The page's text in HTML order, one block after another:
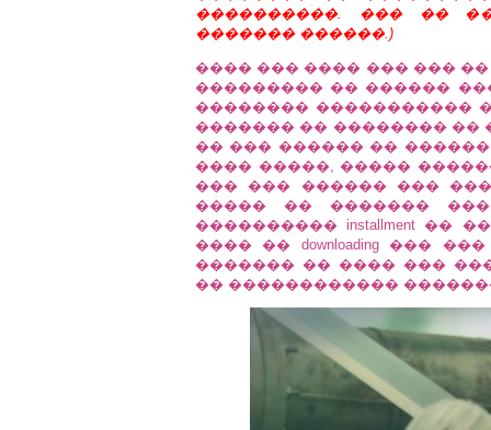
����������. ��� ��
������� ������.)
���� ��� ���� ��� ��� ��
��������� �� ������
�������� ����������� ���, ��
������� �� �������� ��
�� ��� ������ ��
���� �����, �����
��� ��� ������ ���
����� �� �������
���������� installment
���� �� downloading ���
������� �� ���� ���
�� ������������